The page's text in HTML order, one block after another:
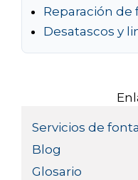
Reparación de
Desatascos y
Servicios de
Blog
Glosario